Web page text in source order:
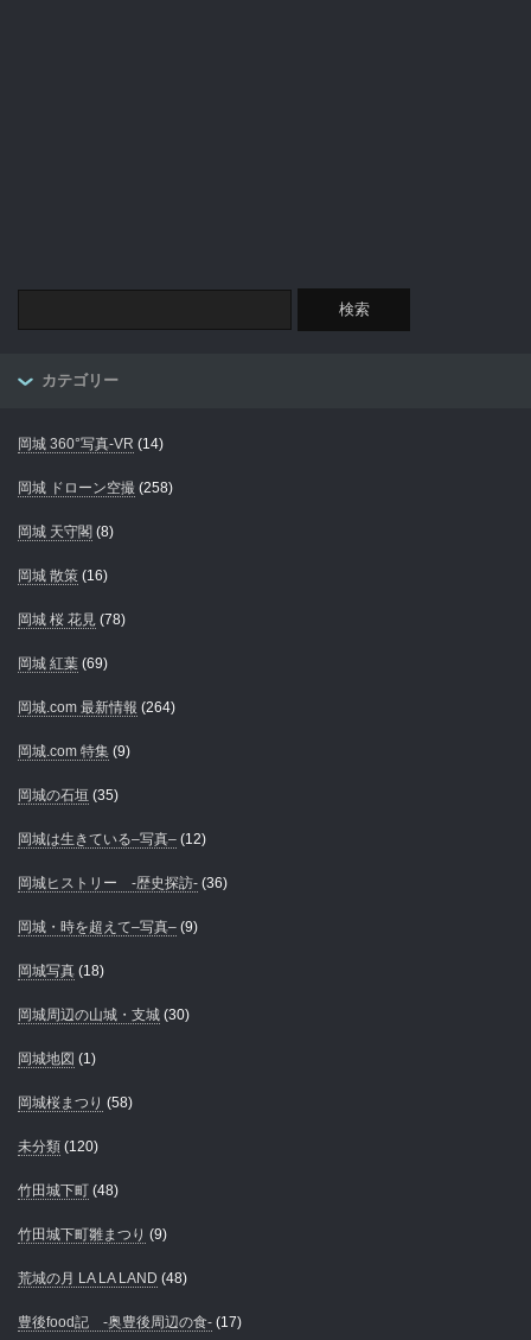
カテゴリー
岡城 360°写真-VR (14)
岡城 ドローン空撮 (258)
岡城 天守閣 (8)
岡城 散策 (16)
岡城 桜 花見 (78)
岡城 紅葉 (69)
岡城.com 最新情報 (264)
岡城.com 特集 (9)
岡城の石垣 (35)
岡城は生きている–写真– (12)
岡城ヒストリー -歴史探訪- (36)
岡城・時を超えて–写真– (9)
岡城写真 (18)
岡城周辺の山城・支城 (30)
岡城地図 (1)
岡城桜まつり (58)
未分類 (120)
竹田城下町 (48)
竹田城下町雛まつり (9)
荒城の月 LA LA LAND (48)
豊後food記 -奥豊後周辺の食- (17)